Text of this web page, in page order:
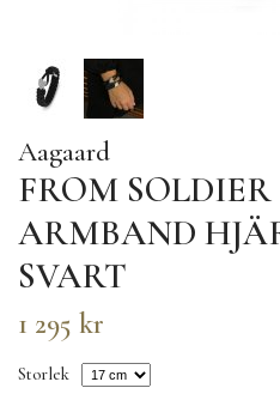
Aagaard
FROM
ARMBAND
SVART
1 295 kr
Storlek